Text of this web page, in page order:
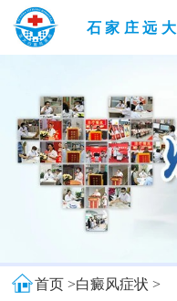
石家庄远
首页 >白癜风症状 >